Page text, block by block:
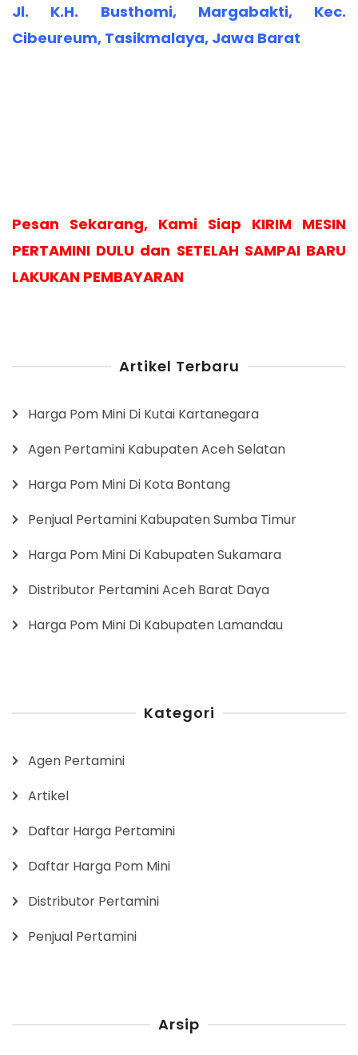
Jl. K.H. Busthomi, Margabakti, Kec.
Cibeureum, Tasikmalaya, Jawa Barat
Pesan Sekarang, Kami Siap KIRIM MESIN
PERTAMINI DULU dan SETELAH SAMPAI BARU
LAKUKAN PEMBAYARAN
Artikel Terbaru
Harga Pom Mini Di Kutai Kartanegara
Agen Pertamini Kabupaten Aceh Selatan
Harga Pom Mini Di Kota Bontang
Penjual Pertamini Kabupaten Sumba Timur
Harga Pom Mini Di Kabupaten Sukamara
Distributor Pertamini Aceh Barat Daya
Harga Pom Mini Di Kabupaten Lamandau
Kategori
Agen Pertamini
Artikel
Daftar Harga Pertamini
Daftar Harga Pom Mini
Distributor Pertamini
Penjual Pertamini
Arsip